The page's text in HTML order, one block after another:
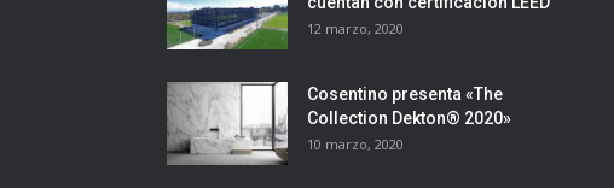
12 marzo, 2020
Cosentino presenta «The
Collection Dekton® 2020»
10 marzo, 2020